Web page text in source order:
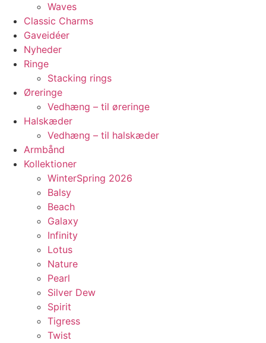
Waves
Classic Charms
Gaveidéer
Nyheder
Ringe
Stacking rings
Øreringe
Vedhæng – til øreringe
Halskæder
Vedhæng – til halskæder
Armbånd
Kollektioner
WinterSpring 2026
Balsy
Beach
Galaxy
Infinity
Lotus
Nature
Pearl
Silver Dew
Spirit
Tigress
Twist